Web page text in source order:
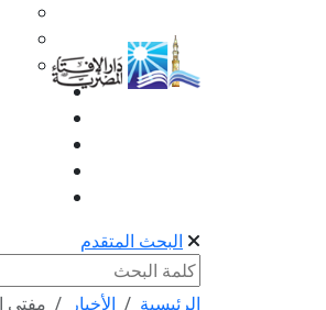
البحث المتقدم
الرئيسية الأخبار
مفتي